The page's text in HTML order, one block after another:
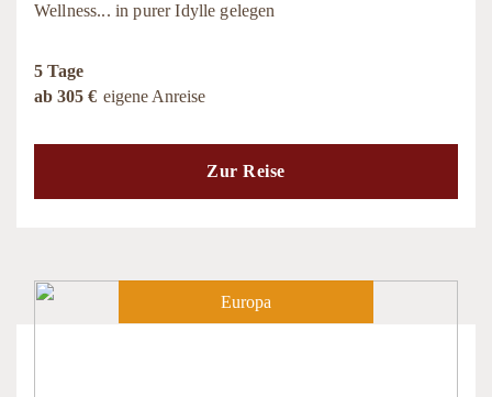
Wellness... in purer Idylle gelegen
5 Tage
ab 305 € eigene Anreise
Zur Reise
Europa